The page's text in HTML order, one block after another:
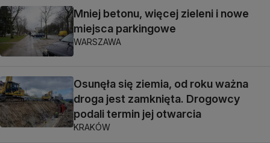
Mniej betonu, więcej zieleni i nowe
miejsca parkingowe
WARSZAWA
Osunęła się ziemia, od roku ważna
droga jest zamknięta. Drogowcy
podali termin jej otwarcia
KRAKÓW